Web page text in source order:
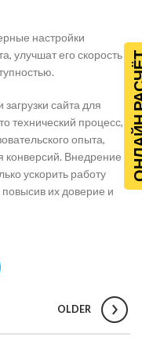
настройки
улучшат его скорость
сайта для
технический процесс,
опыта,
конверсий. Внедрение
ускорить работу
их доверие и
OLDER